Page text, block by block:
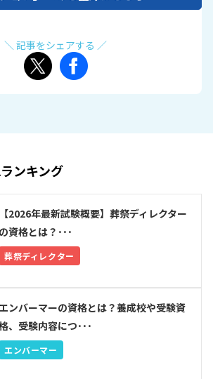
＼ 記事をシェアする ／
ンキング
【2026年最新試験概要】葬祭ディレクター
の資格とは？･･･
葬祭ディレクター
エンバーマーの資格とは？養成校や受験資
、受験内容につ･･･
エンバーマー